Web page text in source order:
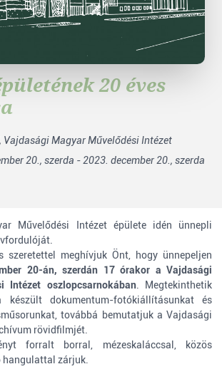
20 éves
Vajdasági Magyar Művelődési Intézet
20., szerda - 2023. december 20., szerda
Művelődési Intézet épülete idén ünnepli
szeretettel meghívjuk Önt, hogy ünnepeljen
20-án, szerdán 17 órakor a Vajdasági
Intézet oszlopcsarnokában. Megtekinthetik
dokumentum-fotókiállításunkat és
továbbá bemutatjuk a Vajdasági
rövidfilmjét.
forralt borral, mézeskaláccsal, közös
hangulattal zárjuk.